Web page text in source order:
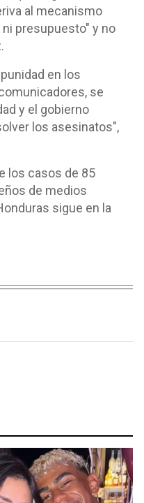
al mecanismo
presupuesto" y no
en los
se
y el gobierno
los asesinatos",
los casos de 85
de medios
sigue en la